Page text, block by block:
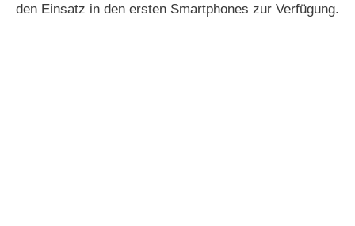
den Einsatz in den ersten Smartphones zur Verfügung.